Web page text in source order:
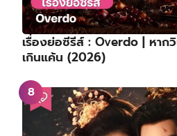
เรื่องย่อซีรีส์ : Overdo | หาก
เกินแค้น (2026)